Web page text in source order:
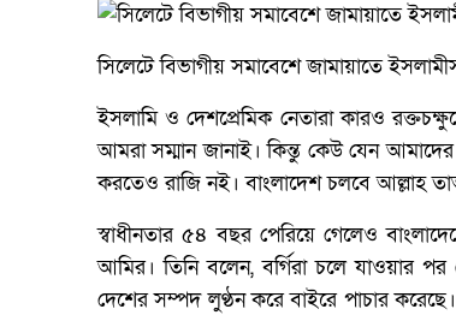
সিলেটে বিভাগীয় সমাবেশে জামায়াতে
ইসলামি ও দেশপ্রেমিক নেতারা কারও
আমরা সম্মান জানাই। কিন্তু কেউ যেন
করতেও রাজি নই। বাংলাদেশ চলবে আল্লাহ
স্বাধীনতার ৫৪ বছর পেরিয়ে গেলেও
আমির। তিনি বলেন, বর্গিরা চলে যাওয়ার
দেশের সম্পদ লুণ্ঠন করে বাইরে পাচার